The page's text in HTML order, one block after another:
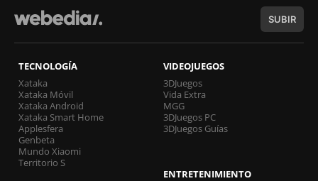
SUBIR
TECNOLOGÍA
Xataka
Xataka Móvil
Xataka Android
Xataka Smart Home
Applesfera
Genbeta
Mundo Xiaomi
Territorio S
VIDEOJUEGOS
3DJuegos
Vida Extra
MGG
3DJuegos PC
3DJuegos Guías
ENTRETENIMIENTO